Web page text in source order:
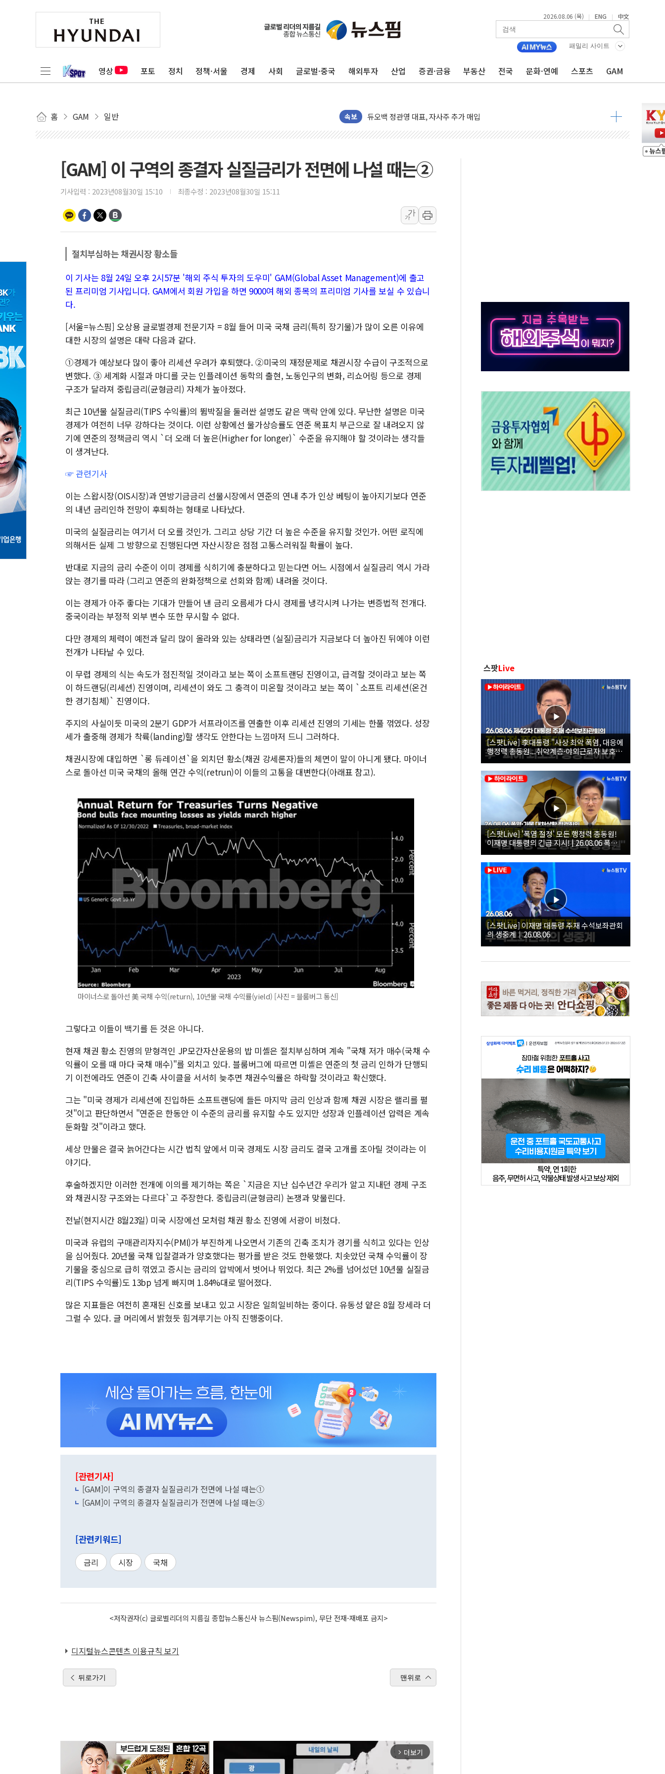
2026.08.06 (목) | ENG | 中文
패밀리 사이트
영상 포토 정치 정책·서울 경제 사회 글로벌·중국 해외투자 산업 증권·금융 부동산 전국 문화·연예 스포츠 GAM
홈 GAM 일반 속보
유인우주선 달 착륙지 선정 밑그림, 중국 全月 1대 5백만 지질도 완성
듀오백 정관영 대표, 자사주 추가 매입
BGF리테일, 2분기 영업익 849억원…전년 比 22.3%↑
포스코, 희귀가스 사업 항공우주·방산으로 넓힌다
진원생명과학, '코로나19 DNA 백신 플랫폼' 美 특허 확보
서울 아파트값 0.26%↑…상승폭 커졌지만 고가주택 밀집된 강남·서초 둔화
효성중공업, 덴마크에 초고압변압기 첫 공급...국가 전력망에 첫 입성
딥시크, AI 서비스 가격 대대적 인상 계획...업계 파장 예고
구리시 입주업종 확대…'현대 테라타워 구리갈매' 공급
KCC, 실적은 주춤했지만…'매출 절반' 실리콘 반등에 하반기 기대
정점식 "사관학교 통합 정치 프레임에 졸속 추진…'잼데믹' 안보까지 몰고 와"
장동혁 "李대통령 재판 재개해야 여론조사 51.9%…그것이 국민의 뜻"
日, 아키타에 일본 최대 규모의 AI 데이터센터 건설 추진
[종합] 李대통령 "취약계층 안부에 AI 활용…이주노동자 폭염 방치, 국격 훼손"
트럼프, 워시 연준의장과 수시 통화…독립성 논란 재점화
[GAM] 이 구역의 종결자 실질금리가 전면에 나설 때는②
기사입력 : 2023년08월30일 15:10 최종수정 : 2023년08월30일 15:11
가
가
절치부심하는 채권시장 황소들
이 기사는 8월 24일 오후 2시57분 '해외 주식 투자의 도우미' GAM(Global Asset Management)에 출고
된 프리미엄 기사입니다. GAM에서 회원 가입을 하면 9000여 해외 종목의 프리미엄 기사를 보실 수 있습니
다.
[서울=뉴스핌] 오상용 글로벌경제 전문기자 = 8월 들어 미국 국채 금리(특히 장기물)가 많이 오른 이유에
대한 시장의 설명은 대략 다음과 같다.
①경제가 예상보다 많이 좋아 리세션 우려가 후퇴했다. ②미국의 재정문제로 채권시장 수급이 구조적으로
변했다. ③ 세계화 시절과 마디를 긋는 인플레이션 동학의 출현, 노동인구의 변화, 리쇼어링 등으로 경제
구조가 달라져 중립금리(균형금리) 자체가 높아졌다.
최근 10년물 실질금리(TIPS 수익률)의 뜀박질을 둘러싼 설명도 같은 맥락 안에 있다. 무난한 설명은 미국
경제가 여전히 너무 강하다는 것이다. 이런 상황에선 물가상승률도 연준 목표치 부근으로 잘 내려오지 않
기에 연준의 정책금리 역시 `더 오래 더 높은(Higher for longer)` 수준을 유지해야 할 것이라는 생각들
이 생겨난다.
☞ 관련기사
이는 스왑시장(OIS시장)과 연방기금금리 선물시장에서 연준의 연내 추가 인상 베팅이 높아지기보다 연준
의 내년 금리인하 전망이 후퇴하는 형태로 나타났다.
미국의 실질금리는 여기서 더 오를 것인가. 그리고 상당 기간 더 높은 수준을 유지할 것인가. 어떤 로직에
의해서든 실제 그 방향으로 진행된다면 자산시장은 점점 고통스러워질 확률이 높다.
반대로 지금의 금리 수준이 이미 경제를 식히기에 충분하다고 믿는다면 어느 시점에서 실질금리 역시 가라
앉는 경기를 따라 (그리고 연준의 완화정책으로 선회와 함께) 내려올 것이다.
이는 경제가 아주 좋다는 기대가 만들어 낸 금리 오름세가 다시 경제를 냉각시켜 나가는 변증법적 전개다.
중국이라는 부정적 외부 변수 또한 무시할 수 없다.
다만 경제의 체력이 예전과 달리 많이 올라와 있는 상태라면 (실질)금리가 지금보다 더 높아진 뒤에야 이런
전개가 나타날 수 있다.
이 무렵 경제의 식는 속도가 점진적일 것이라고 보는 쪽이 소프트랜딩 진영이고, 급격할 것이라고 보는 쪽
이 하드랜딩(리세션) 진영이며, 리세션이 와도 그 충격이 미온할 것이라고 보는 쪽이 `소프트 리세션(온건
한 경기침체)` 진영이다.
주지의 사실이듯 미국의 2분기 GDP가 서프라이즈를 연출한 이후 리세션 진영의 기세는 한풀 꺾였다. 성장
세가 출중해 경제가 착륙(landing)할 생각도 안한다는 느낌마저 드니 그러하다.
채권시장에 대입하면 `롱 듀레이션`을 외치던 황소(채권 강세론자)들의 체면이 말이 아니게 됐다. 마이너
스로 돌아선 미국 국채의 올해 연간 수익(retrun)이 이들의 고통을 대변한다(아래표 참고).
마이너스로 돌아선 美 국채 수익(return), 10년물 국채 수익률(yield) [사진 = 블룸버그 통신]
그렇다고 이들이 백기를 든 것은 아니다.
현재 채권 황소 진영의 맏형격인 JP모간자산운용의 밥 미셸은 절치부심하며 계속 "국채 저가 매수(국채 수
익률이 오를 때 마다 국채 매수)"를 외치고 있다. 블룸버그에 따르면 미셸은 연준의 첫 금리 인하가 단행되
기 이전에라도 연준이 긴축 사이클을 서서히 늦추면 채권수익률은 하락할 것이라고 확신했다.
그는 "미국 경제가 리세션에 진입하든 소프트랜딩에 들든 마지막 금리 인상과 함께 채권 시장은 랠리를 펼
것"이고 판단하면서 "연준은 한동안 이 수준의 금리를 유지할 수도 있지만 성장과 인플레이션 압력은 계속
둔화할 것"이라고 했다.
세상 만물은 결국 늙어간다는 시간 법칙 앞에서 미국 경제도 시장 금리도 결국 고개를 조아릴 것이라는 이
야기다.
후술하겠지만 이러한 전개에 이의를 제기하는 쪽은 `지금은 지난 십수년간 우리가 알고 지내던 경제 구조
와 채권시장 구조와는 다르다`고 주장한다. 중립금리(균형금리) 논쟁과 맞물린다.
전날(현지시간 8월23일) 미국 시장에선 모처럼 채권 황소 진영에 서광이 비쳤다.
미국과 유럽의 구매관리자지수(PMI)가 부진하게 나오면서 기존의 긴축 조치가 경기를 식히고 있다는 인상
을 심어줬다. 20년물 국채 입찰결과가 양호했다는 평가를 받은 것도 한몫했다. 치솟았던 국채 수익률이 장
기물을 중심으로 급히 꺾였고 증시는 금리의 압박에서 벗어나 뛰었다. 최근 2%를 넘어섰던 10년물 실질금
리(TIPS 수익률)도 13bp 넘게 빠지며 1.84%대로 떨어졌다.
많은 지표들은 여전히 혼재된 신호를 보내고 있고 시장은 일희일비하는 중이다. 유동성 얕은 8월 장세라 더
그럴 수 있다. 글 머리에서 밝혔듯 힘겨루기는 아직 진행중이다.
[관련기사]
[GAM]이 구역의 종결자 실질금리가 전면에 나설 때는①
[GAM]이 구역의 종결자 실질금리가 전면에 나설 때는③
[관련키워드]
금리 시장 국채
<저작권자(c) 글로벌리더의 지름길 종합뉴스통신사 뉴스핌(Newspim), 무단 전재-재배포 금지>
디지털뉴스콘텐츠 이용규칙 보기
뒤로가기 맨위로
arrow_forward_ios 더보기
스팟Live
[스팟Live] 李대통령 "사상 최악 폭염, 대응에
행정력 총동원...취약계층·야외근로자 보호에
힘써야"｜26.08.06 제42차 대통령 주재 수석
보좌관회의
[스팟Live] '폭염 절정' 모든 행정력 총동원!
이재명 대통령의 긴급 지시! | 26.08.06 폭염•
가뭄 대처상황 점검회의
[스팟Live] 이재명 대통령 주재 수석보좌관회
의 생중계｜26.08.06